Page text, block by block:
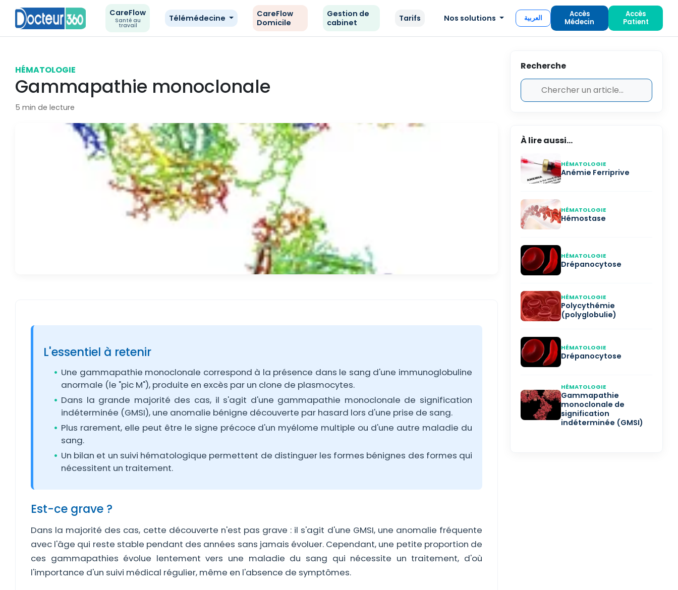
CareFlow
Santé au
travail
Télémédecine
CareFlow
Domicile
Gestion de
cabinet
Tarifs Nos solutions العربية
Accès
Médecin
Accès
Patient
HÉMATOLOGIE
Gammapathie monoclonale
5 min de lecture
L'essentiel à retenir
Une gammapathie monoclonale correspond à la présence dans le sang d'une immunoglobuline
anormale (le "pic M"), produite en excès par un clone de plasmocytes.
Dans la grande majorité des cas, il s'agit d'une gammapathie monoclonale de signification
indéterminée (GMSI), une anomalie bénigne découverte par hasard lors d'une prise de sang.
Plus rarement, elle peut être le signe précoce d'un myélome multiple ou d'une autre maladie du
sang.
Un bilan et un suivi hématologique permettent de distinguer les formes bénignes des formes qui
nécessitent un traitement.
Est-ce grave ?
Dans la majorité des cas, cette découverte n'est pas grave : il s'agit d'une GMSI, une anomalie fréquente
avec l'âge qui reste stable pendant des années sans jamais évoluer. Cependant, une petite proportion de
ces gammapathies évolue lentement vers une maladie du sang qui nécessite un traitement, d'où
l'importance d'un suivi médical régulier, même en l'absence de symptômes.
Recherche
À lire aussi...
HÉMATOLOGIE
Anémie Ferriprive
HÉMATOLOGIE
Hémostase
HÉMATOLOGIE
Drépanocytose
HÉMATOLOGIE
Polycythémie
(polyglobulie)
HÉMATOLOGIE
Drépanocytose
HÉMATOLOGIE
Gammapathie
monoclonale de
signification
indéterminée (GMSI)